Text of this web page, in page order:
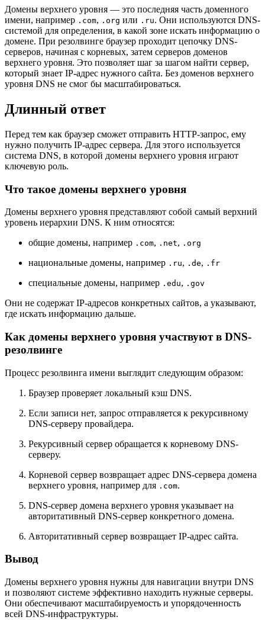
Домены верхнего уровня — это последняя часть доменного
имени, например .com, .org или .ru. Они используются DNS-
системой для определения, в какой зоне искать информацию о
домене. При резолвинге браузер проходит цепочку DNS-
серверов, начиная с корневых, затем серверов доменов
верхнего уровня. Это позволяет шаг за шагом найти сервер,
который знает IP-адрес нужного сайта. Без доменов верхнего
уровня DNS не смог бы масштабироваться.
Длинный ответ
Перед тем как браузер сможет отправить HTTP-запрос, ему
нужно получить IP-адрес сервера. Для этого используется
система DNS, в которой домены верхнего уровня играют
ключевую роль.
Что такое домены верхнего уровня
Домены верхнего уровня представляют собой самый верхний
уровень иерархии DNS. К ним относятся:
общие домены, например .com, .net, .org
национальные домены, например .ru, .de, .fr
специальные домены, например .edu, .gov
Они не содержат IP-адресов конкретных сайтов, а указывают,
где искать информацию дальше.
Как домены верхнего уровня участвуют в DNS-
резолвинге
Процесс резолвинга имени выглядит следующим образом:
Браузер проверяет локальный кэш DNS.
Если записи нет, запрос отправляется к рекурсивному
DNS-серверу провайдера.
Рекурсивный сервер обращается к корневому DNS-
серверу.
Корневой сервер возвращает адрес DNS-сервера домена
верхнего уровня, например для .com.
DNS-сервер домена верхнего уровня указывает на
авторитативный DNS-сервер конкретного домена.
Авторитативный сервер возвращает IP-адрес сайта.
Вывод
Домены верхнего уровня нужны для навигации внутри DNS
и позволяют системе эффективно находить нужные серверы.
Они обеспечивают масштабируемость и упорядоченность
всей DNS-инфраструктуры.